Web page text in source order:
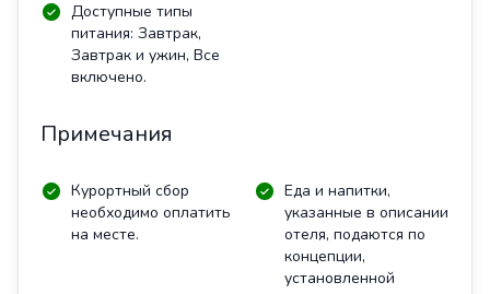
Доступные типы
питания: Завтрак,
Завтрак и ужин, Все
включено.
Примечания
Курортный сбор
необходимо оплатить
на месте.
Еда и напитки,
указанные в описании
отеля, подаются по
концепции,
установленной